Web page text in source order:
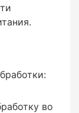
12
во